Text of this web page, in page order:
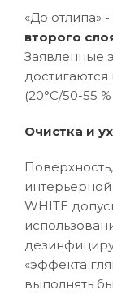
«До отлипа» -
второго
Заявленные
(20°C/50-55
Очистка и
WHITE
«эффекта
выполнять